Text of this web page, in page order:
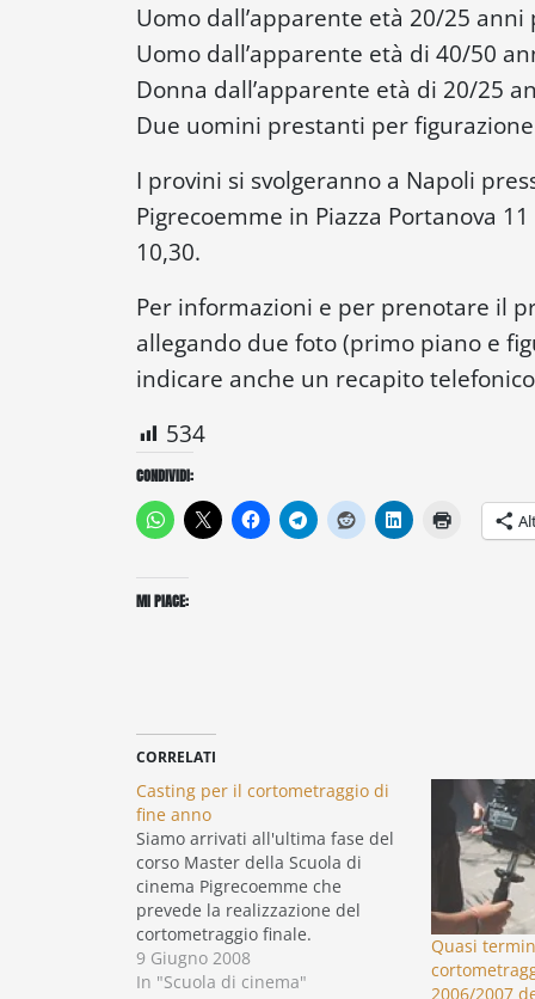
Uomo dall’apparente età 20/25
Uomo dall’apparente età di 40/50
Donna dall’apparente età di 20/25
Due uomini prestanti per
I provini si svolgeranno a Napoli
Pigrecoemme in Piazza Portanova
10,30.
Per informazioni e per prenotare il
allegando due foto (primo piano e
indicare anche un recapito
534
CONDIVIDI:
MI PIACE:
CORRELATI
Casting per il cortometraggio di
fine anno
Siamo arrivati all'ultima fase del
corso Master della Scuola di
cinema Pigrecoemme che
prevede la realizzazione del
cortometraggio finale.
Quest'anno, la sceneggiatura che
è venuta fuori, secondo me, è
9 Giugno 2008
In "Scuola di cinema"
Quasi
2006/2007